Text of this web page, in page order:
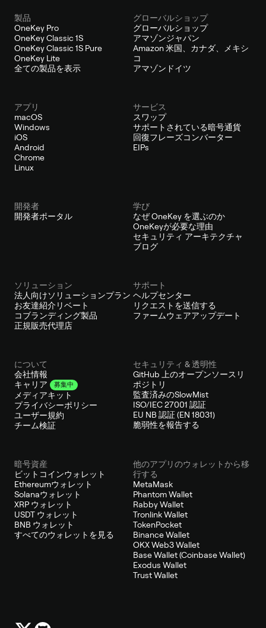
製品
OneKey Pro
OneKey Classic 1S
OneKey Classic 1S Pure
OneKey Lite
全ての製品を表示
グローバルショップ
グローバルショップ
アマゾンジャパン
Amazon 米国、カナダ、メキシ
コ
アマゾンドイツ
アプリ
macOS
Windows
iOS
Android
Chrome
Linux
サービス
スワップ
サポートされている暗号通貨
回復フレーズコンバーター
EIPs
開発者
開発者ポータル
学び
なぜ OneKey を選ぶのか
OneKeyが必要な理由
セキュリティ アーキテクチャ
ブログ
ソリューション
法人向けソリューションプラン
お友達紹介リベート
コブランディング製品
正規販売代理店
サポート
ヘルプセンター
リクエストを送信する
ファームウェアアップデート
について
会社情報
キャリア
募集中
メディアキット
プライバシーポリシー
ユーザー規約
チーム検証
セキュリティ & 透明性
GitHub 上のオープンソースリ
ポジトリ
監査済みのSlowMist
ISO/IEC 27001 認証
EU NB 認証 (EN 18031)
脆弱性を報告する
暗号資産
ビットコインウォレット
Ethereumウォレット
Solanaウォレット
XRP ウォレット
USDT ウォレット
BNB ウォレット
すべてのウォレットを見る
他のアプリのウォレットから移
行する
MetaMask
Phantom Wallet
Rabby Wallet
Tronlink Wallet
TokenPocket
Binance Wallet
OKX Web3 Wallet
Base Wallet (Coinbase Wallet)
Exodus Wallet
Trust Wallet